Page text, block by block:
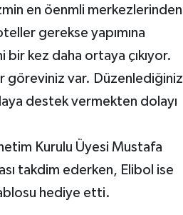
en öenmli merkezlerinden
gerekse yapımına
kez daha ortaya çıkıyor.
göreviniz var. Düzenlediğiniz
destek vermekten dolayı
Kurulu Üyesi Mustafa
takdim ederken, Elibol ise
hediye etti.